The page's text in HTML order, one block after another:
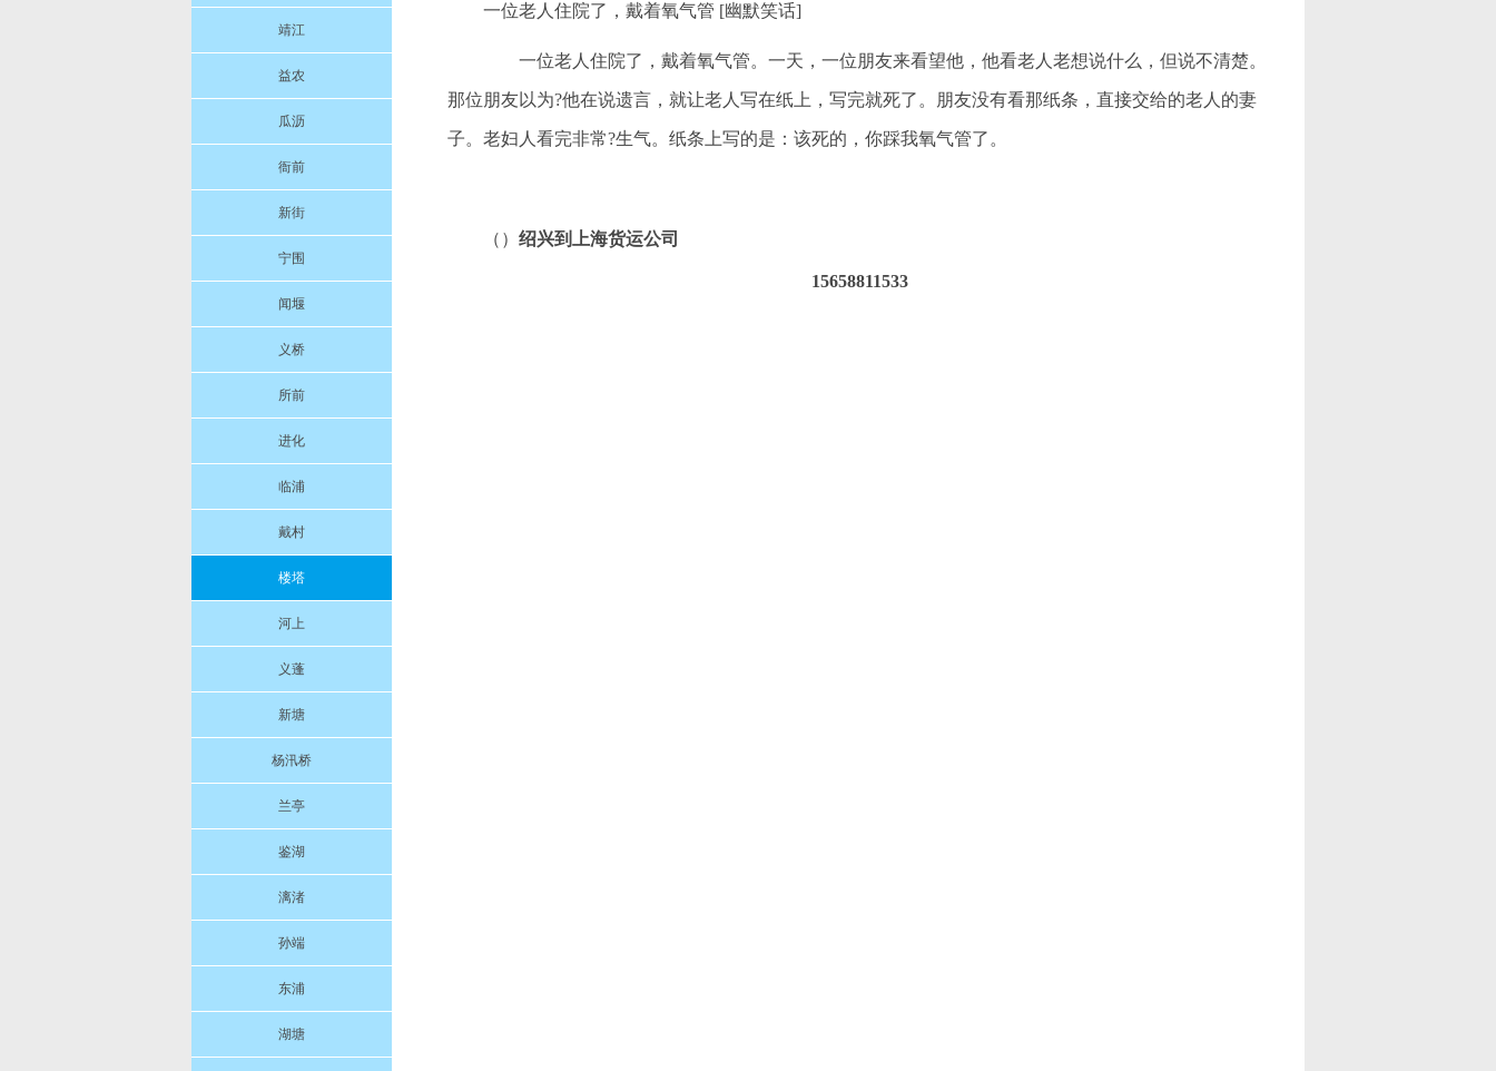
靖江
益农
瓜沥
衙前
新街
宁围
闻堰
义桥
所前
进化
临浦
戴村
楼塔
河上
义蓬
新塘
杨汛桥
兰亭
鉴湖
漓渚
孙端
东浦
湖塘
一位老人住院了，戴着氧气管 [幽默笑话]
一位老人住院了，戴着氧气管。一天，一位朋友来看望他，他看老人老想说什么，但说不清楚。
那位朋友以为?他在说遗言，就让老人写在纸上，写完就死了。朋友没有看那纸条，直接交给的老人的妻
子。老妇人看完非常?生气。纸条上写的是：该死的，你踩我氧气管了。
（） 绍兴到上海货运公司
15658811533